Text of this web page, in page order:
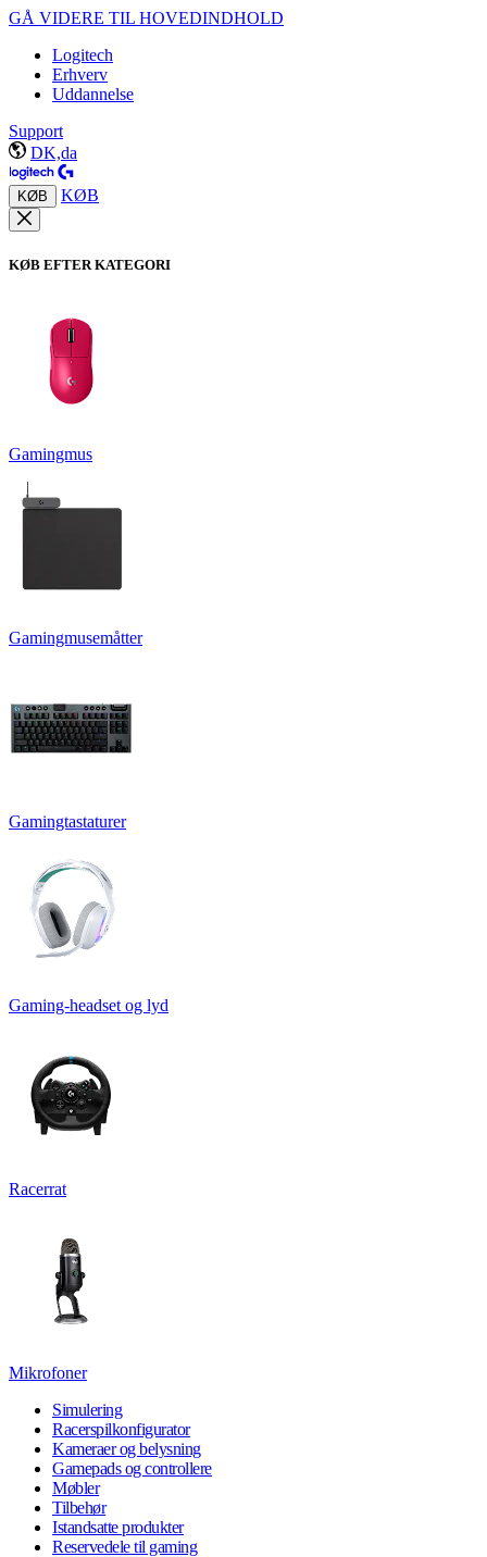
GÅ VIDERE TIL HOVEDINDHOLD
Logitech
Erhverv
Uddannelse
Support
DK,da
KØB KØB
KØB EFTER KATEGORI
Gamingmus
Gamingmusemåtter
Gamingtastaturer
Gaming-headset og lyd
Racerrat
Mikrofoner
Simulering
Racerspilkonfigurator
Kameraer og belysning
Gamepads og controllere
Møbler
Tilbehør
Istandsatte produkter
Reservedele til gaming